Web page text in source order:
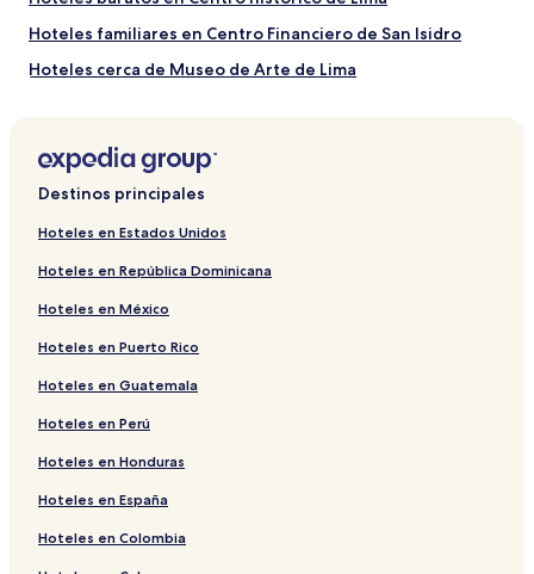
Hoteles familiares en Centro Financiero de San Isidro
Hoteles cerca de Museo de Arte de Lima
Hoteles cerca de Hospital Nacional Arzobispo Loayza
Hoteles en Santa Catalina
Hoteles baratos en Lima
Hoteles que aceptan mascotas en Centro Financiero de
San Isidro
Destinos principales
Hoteles en Estados Unidos
Hoteles en República Dominicana
Hoteles en México
Hoteles en Puerto Rico
Hoteles en Guatemala
Hoteles en Perú
Hoteles en Honduras
Hoteles en España
Hoteles en Colombia